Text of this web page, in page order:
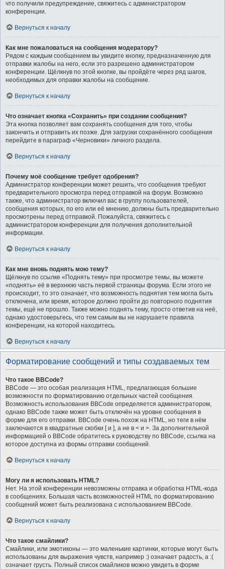
что получили предупреждение, свяжитесь с администратором
конференции.
Вернуться к началу
Как мне пожаловаться на сообщения модератору?
Рядом с каждым сообщением вы увидите кнопку, предназначенную для
отправки жалобы на него, если это разрешено администратором
конференции. Щёлкнув по этой кнопке, вы пройдёте через ряд шагов,
необходимых для оправки жалобы на сообщение.
Вернуться к началу
Что означает кнопка «Сохранить» при создании сообщения?
Эта кнопка позволяет вам сохранять сообщения для того, чтобы
закончить и отправить их позже. Для загрузки сохранённого сообщения
перейдите в параграф «Черновики» личного раздела.
Вернуться к началу
Почему моё сообщение требует одобрения?
Администратор конференции может решить, что сообщения требуют
предварительного просмотра перед отправкой на форум. Возможно
также, что администратор включил вас в группу пользователей,
сообщения которых, по его или её мнению, должны быть предварительно
просмотрены перед отправкой. Пожалуйста, свяжитесь с
администратором конференции для получения дополнительной
информации.
Вернуться к началу
Как мне вновь поднять мою тему?
Щёлкнув по ссылке «Поднять тему» при просмотре темы, вы можете
«поднять» её в верхнюю часть первой страницы форума. Если этого не
происходит, то это означает, что возможность поднятия тем могла быть
отключена, или время, которое должно пройти до повторного поднятия
темы, ещё не прошло. Также можно поднять тему, просто ответив на неё,
однако удостоверьтесь, что тем самым вы не нарушаете правила
конференции, на которой находитесь.
Вернуться к началу
Форматирование сообщений и типы создаваемых тем
Что такое BBCode?
BBCode — это особая реализация HTML, предлагающая большие
возможности по форматированию отдельных частей сообщения.
Возможность использования BBCode определяется администратором,
однако BBCode также может быть отключён на уровне сообщения в
форме для его отправки. BBCode очень похож на HTML, но теги в нём
заключаются в квадратные скобки [ и ], а не в < и >. За дополнительной
информацией о BBCode обратитесь к руководству по BBCode, ссылка на
которое доступна из формы отправки сообщений.
Вернуться к началу
Могу ли я использовать HTML?
Нет. На этой конференции невозможны отправка и обработка HTML-кода
в сообщениях. Большая часть возможностей HTML по форматированию
сообщений может быть реализована с использованием BBCode.
Вернуться к началу
Что такое смайлики?
Смайлики, или эмотиконы — это маленькие картинки, которые могут быть
использованы для выражения чувств, например :) означает радость, а :(
означает грусть. Полный список смайликов можно увидеть в форме